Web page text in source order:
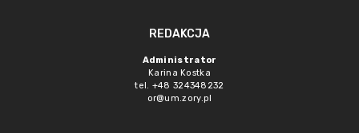
REDAKCJA
Administrator
Karina Kostka
tel. +48 324348232
or@um.zory.pl